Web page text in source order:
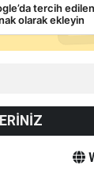
tercih edilen
olarak ekleyin